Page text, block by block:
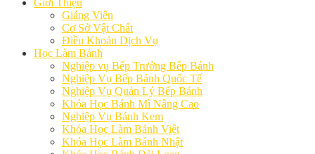
Giới Thiệu
Giảng Viên
Cơ Sở Vật Chất
Điều Khoản Dịch Vụ
Học Làm Bánh
Nghiệp vụ Bếp Trưởng Bếp Bánh
Nghiệp Vụ Bếp Bánh Quốc Tế
Nghiệp Vụ Quản Lý Bếp Bánh
Khóa Học Bánh Mì Nâng Cao
Nghiệp Vụ Bánh Kem
Khóa Học Làm Bánh Việt
Khóa Học Làm Bánh Nhật